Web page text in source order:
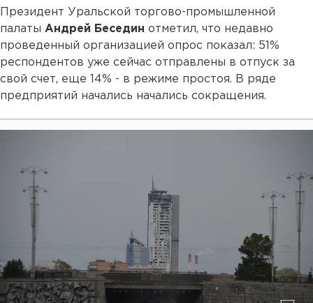
Президент Уральской торгово-промышленной
палаты Андрей Беседин отметил, что недавно
проведенный организацией опрос показал: 51%
респондентов уже сейчас отправлены в отпуск за
свой счет, еще 14% - в режиме простоя. В ряде
предприятий начались начались сокращения.